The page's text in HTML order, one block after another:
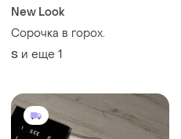
New Look
Сорочка в горох.
S и еще 1